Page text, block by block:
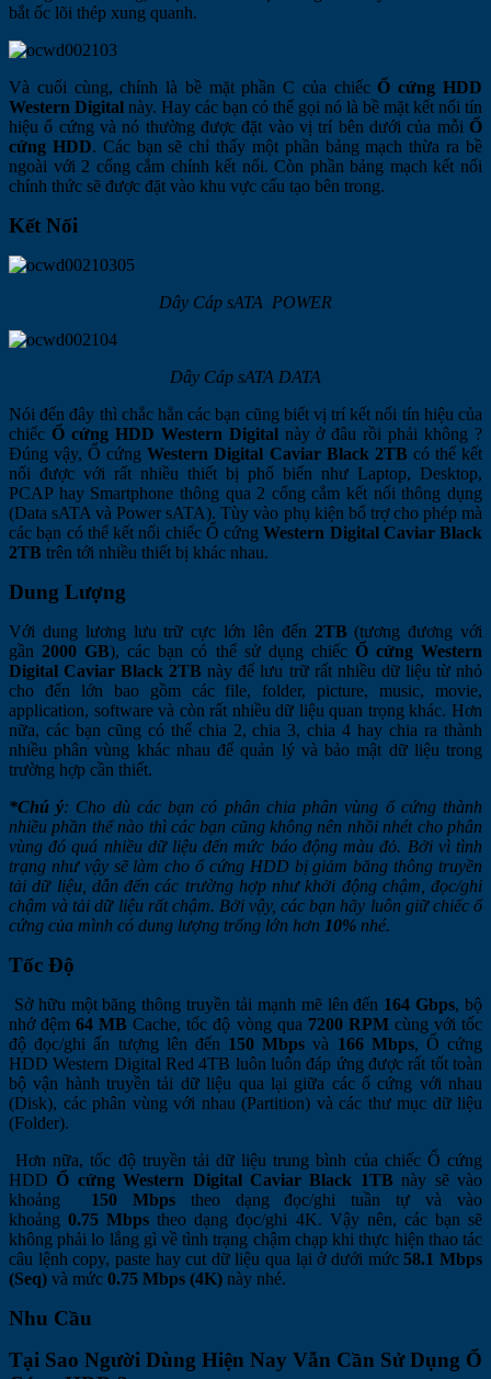
bắt ốc lõi thép xung quanh.
Và cuối cùng, chính là bề mặt phần C của chiếc Ổ cứng HDD
Western Digital này. Hay các bạn có thể gọi nó là bề mặt kết nối tín
hiệu ổ cứng và nó thường được đặt vào vị trí bên dưới của mỗi Ổ
cứng HDD. Các bạn sẽ chỉ thấy một phần bảng mạch thừa ra bề
ngoài với 2 cổng cắm chính kết nối. Còn phần bảng mạch kết nối
chính thức sẽ được đặt vào khu vực cấu tạo bên trong.
Kết Nối
Dây Cáp sATA POWER
Dây Cáp sATA DATA
Nói đến đây thì chắc hẳn các bạn cũng biết vị trí kết nối tín hiệu của
chiếc Ổ cứng HDD Western Digitalnày ở đâu rồi phải không ?
Đúng vậy, Ổ cứngWestern Digital Caviar Black 2TB có thể kết
nối được với rất nhiều thiết bị phổ biến như Laptop, Desktop,
PCAP hay Smartphone thông qua 2 cổng cắm kết nối thông dụng
(Data sATA và Power sATA). Tùy vào phụ kiện bổ trợ cho phép mà
các bạn có thể kết nối chiếc Ổ cứngWestern Digital Caviar Black
2TB trên tới nhiều thiết bị khác nhau.
Dung Lượng
Với dung lương lưu trữ cực lớn lên đến 2TB (tương đương với
gần 2000 GB), các bạn có thể sử dụng chiếc Ổ cứng Western
Digital Caviar Black 2TB này để lưu trữ rất nhiều dữ liệu từ nhỏ
cho đến lớn bao gồm các file, folder, picture, music, movie,
application, software và còn rất nhiều dữ liệu quan trọng khác. Hơn
nữa, các bạn cũng có thể chia 2, chia 3, chia 4 hay chia ra thành
nhiều phân vùng khác nhau để quản lý và bảo mật dữ liệu trong
trường hợp cần thiết.
*Chú ý: Cho dù các bạn có phân chia phân vùng ổ cứng thành
nhiều phần thế nào thì các bạn cũng không nên nhồi nhét cho phân
vùng đó quá nhiều dữ liệu đến mức báo động màu đỏ. Bởi vì tình
trạng như vậy sẽ làm cho ổ cứng HDD bị giảm băng thông truyền
tải dữ liệu, dẫn đến các trường hợp như khởi động chậm, đọc/ghi
chậm và tải dữ liệu rất chậm. Bởi vậy, các bạn hãy luôn giữ chiếc ổ
cứng của mình có dung lượng trống lớn hơn 10% nhé.
Tốc Độ
Sở hữu một băng thông truyền tải mạnh mẽ lên đến 164 Gbps, bộ
nhớ đệm 64 MB Cache, tốc độ vòng qua 7200 RPMcùng với tốc
độ đọc/ghi ấn tượng lên đến 150 Mbps và 166 Mbps, Ổ cứng
HDD Western Digital Red 4TB luôn luôn đáp ứng được rất tốt toàn
bộ vận hành truyền tải dữ liệu qua lại giữa các ổ cứng với nhau
(Disk), các phân vùng với nhau (Partition) và các thư mục dữ liệu
(Folder).
Hơn nữa, tốc độ truyền tải dữ liệu trung bình của chiếc Ổ cứng
HDD Ổ cứng Western Digital Caviar Black 1TB này sẽ vào
khoảng 150 Mbpstheo dạng đọc/ghi tuần tự và vào
khoảng 0.75 Mbps theo dạng đọc/ghi 4K. Vậy nên, các bạn sẽ
không phải lo lắng gì về tình trạng chậm chạp khi thực hiện thao tác
câu lệnh copy, paste hay cut dữ liệu qua lại ở dưới mức58.1 Mbps
(Seq) và mức 0.75 Mbps (4K) này nhé.
Nhu Cầu
Tại Sao Người Dùng Hiện Nay Vẫn Cần Sử Dụng Ổ